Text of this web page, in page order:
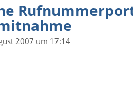
2007 um 17:14